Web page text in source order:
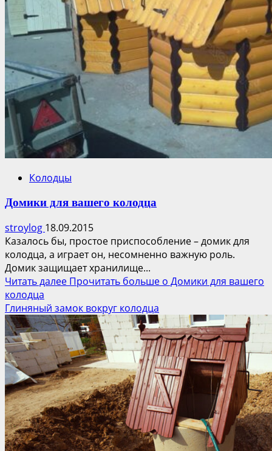
Колодцы
Домики для вашего колодца
stroylog 18.09.2015
Казалось бы, простое приспособление – домик для
колодца, а играет он, несомненно важную роль.
Домик защищает хранилище...
Читать далее Прочитать больше о Домики для вашего
колодца
Глиняный замок вокруг колодца